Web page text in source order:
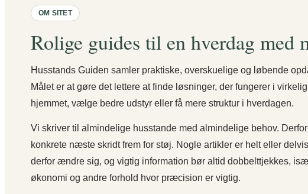
OM SITET
Rolige guides til en hverdag med
Husstands Guiden samler praktiske, overskuelige og løbende
Målet er at gøre det lettere at finde løsninger, der fungerer i
hjemmet, vælge bedre udstyr eller få mere struktur i hverdagen.
Vi skriver til almindelige husstande med almindelige behov.
konkrete næste skridt frem for støj. Nogle artikler er helt eller
derfor ændre sig, og vigtig information bør altid dobbelttjekkes,
økonomi og andre forhold hvor præcision er vigtig.